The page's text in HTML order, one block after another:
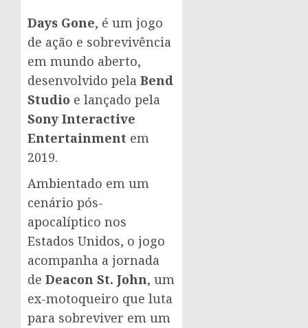
Days Gone, é um jogo
de ação e sobrevivência
em mundo aberto,
desenvolvido pela Bend
Studio e lançado pela
Sony Interactive
Entertainment em
2019.
Ambientado em um
cenário pós-
apocalíptico nos
Estados Unidos, o jogo
acompanha a jornada
de Deacon St. John, um
ex-motoqueiro que luta
para sobreviver em um